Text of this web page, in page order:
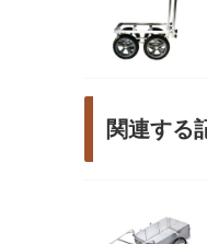
関連する